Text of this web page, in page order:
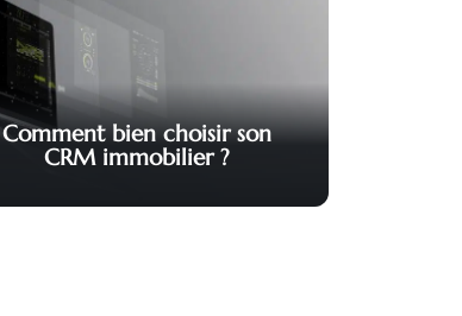
Comment bien choisir son
CRM immobilier ?